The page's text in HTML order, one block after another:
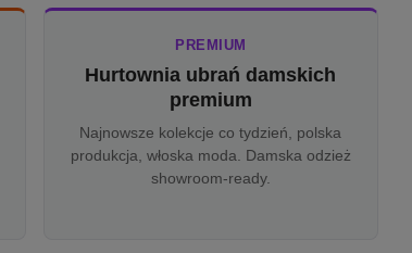
PREMIUM
Hurtownia ubrań damskich
premium
Najnowsze kolekcje co tydzień, polska
produkcja, włoska moda. Damska odzież
showroom-ready.